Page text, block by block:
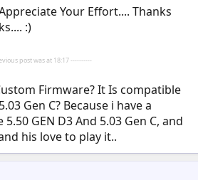
Your Effort.... Thanks
:)
post was at 18:17 ----------
Firmware? It Is compatible
Gen C? Because i have a
GEN D3 And 5.03 Gen C, and
his love to play it..